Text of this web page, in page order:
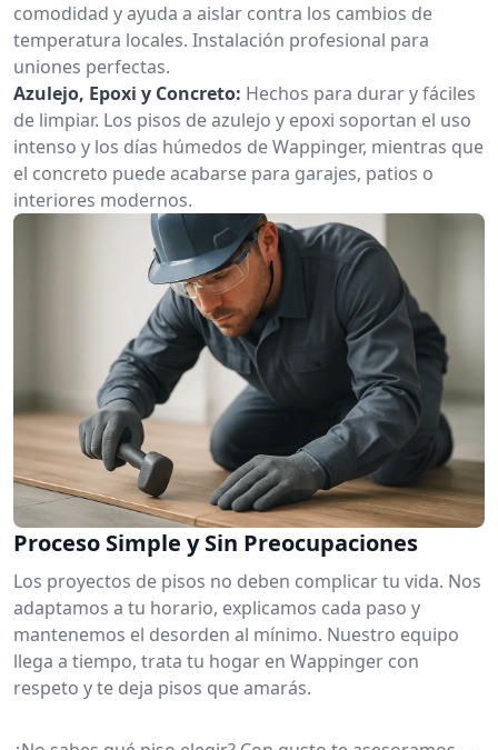
comodidad y ayuda a aislar contra los cambios de
temperatura locales. Instalación profesional para
uniones perfectas.
Azulejo, Epoxi y Concreto: Hechos para durar y fáciles
de limpiar. Los pisos de azulejo y epoxi soportan el uso
intenso y los días húmedos de Wappinger, mientras que
el concreto puede acabarse para garajes, patios o
interiores modernos.
Proceso Simple y Sin Preocupaciones
Los proyectos de pisos no deben complicar tu vida. Nos
adaptamos a tu horario, explicamos cada paso y
mantenemos el desorden al mínimo. Nuestro equipo
llega a tiempo, trata tu hogar en Wappinger con
respeto y te deja pisos que amarás.